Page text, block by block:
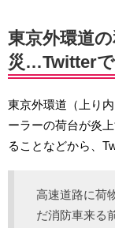
東京外環道
災…Twitter
東京外環道（上り
ーラーの荷台が炎
ることなどから、
高速道路に荷
だ消防車来る